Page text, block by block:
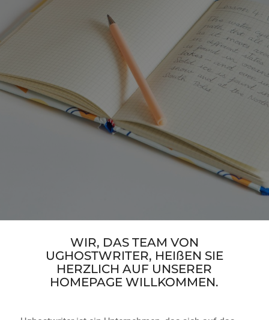
PÜNKTLICHE
LIEFERUNG
KOSTENLOSE
PLAGIATSPRÜFUNG
UNVERBINDLICH ANFRAGEN
WIR, DAS TEAM VON
UGHOSTWRITER, HEIßEN SIE
HERZLICH AUF UNSERER
HOMEPAGE WILLKOMMEN.